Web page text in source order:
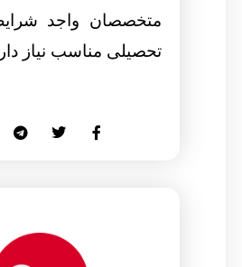
متخصصان واجد
تحصیلی مناسب نیاز